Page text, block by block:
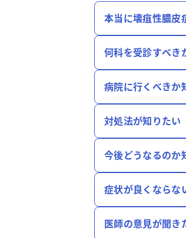
本当に壊疽性膿皮
何科を受診すべき
病院に行くべきか
対処法が知りたい
今後どうなるのか
症状が良くならな
医師の意見が聞き